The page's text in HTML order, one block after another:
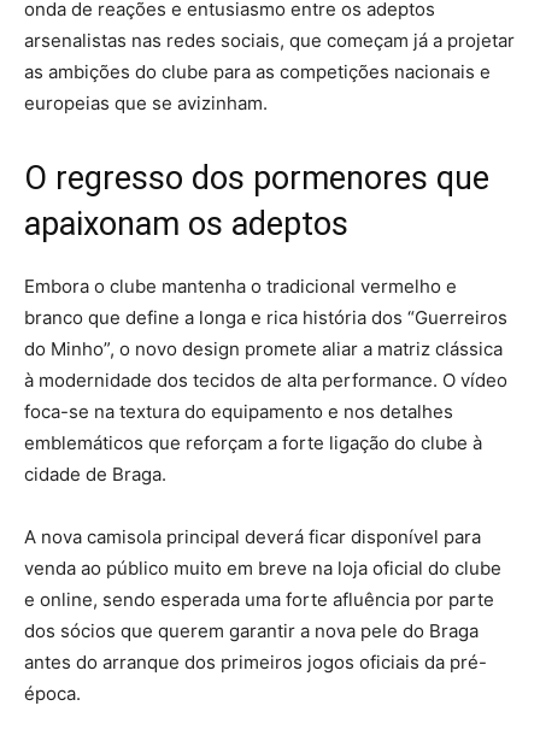
onda de reações e entusiasmo entre os adeptos
arsenalistas nas redes sociais, que começam já a projetar
as ambições do clube para as competições nacionais e
europeias que se avizinham.
O regresso dos pormenores que
apaixonam os adeptos
Embora o clube mantenha o tradicional vermelho e
branco que define a longa e rica história dos “Guerreiros
do Minho”, o novo design promete aliar a matriz clássica
à modernidade dos tecidos de alta performance. O vídeo
foca-se na textura do equipamento e nos detalhes
emblemáticos que reforçam a forte ligação do clube à
cidade de Braga.
A nova camisola principal deverá ficar disponível para
venda ao público muito em breve na loja oficial do clube
e online, sendo esperada uma forte afluência por parte
dos sócios que querem garantir a nova pele do Braga
antes do arranque dos primeiros jogos oficiais da pré-
época.